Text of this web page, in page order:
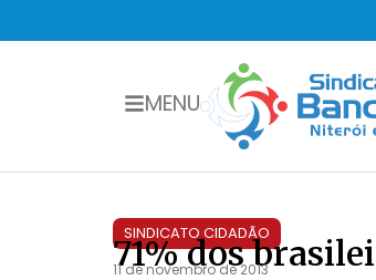
MENU
SINDICATO CIDADÃO
71% dos
11 de novembro de 2013